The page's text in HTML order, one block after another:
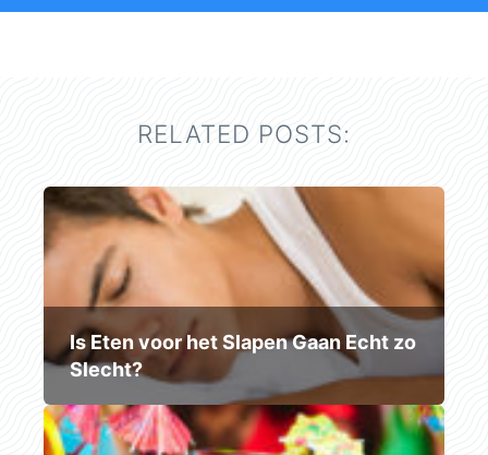
RELATED POSTS:
Is Eten voor het Slapen Gaan Echt zo
Slecht?